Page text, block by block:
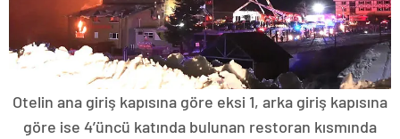
Otelin ana giriş kapısına göre eksi 1, arka giriş kapısına
göre ise 4’üncü katında bulunan restoran kısmında